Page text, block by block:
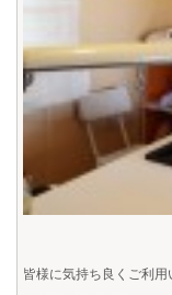
皆様に気持ち良くご利